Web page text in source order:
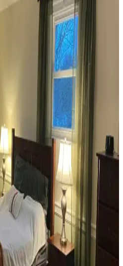
dekorasyonunda renk uyumu,
gibi unsurların yaşam
nasıl etkilediği inceleniyor.
Bitki Seçimi, Aydınlatma
Estetik İyileştirme
halılar, aydınlatma ve mobilyaların
davetkâr ve fonksiyonel kılar. Doğru
ve dış görünümünü güçlendirir.
Alımı ve Ev
Yöntemleri
mobilya alımı, ekonomik ve özgün
Doğru seçim, temizlik ve stil
Halı ve Dolapla
ve Aksesuarların Rolü
uyumu, doğru renk tonları ve
mavi-yeşil alt tonlar ve sıcak
aksesuarlar ise denge oluşturur.
Seçenekleri ve